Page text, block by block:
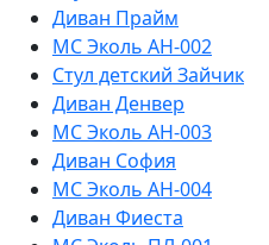
Диван Прайм
МС Эколь АН-002
Стул детский Зайчик
Диван Денвер
МС Эколь АН-003
Диван София
МС Эколь АН-004
Диван Фиеста